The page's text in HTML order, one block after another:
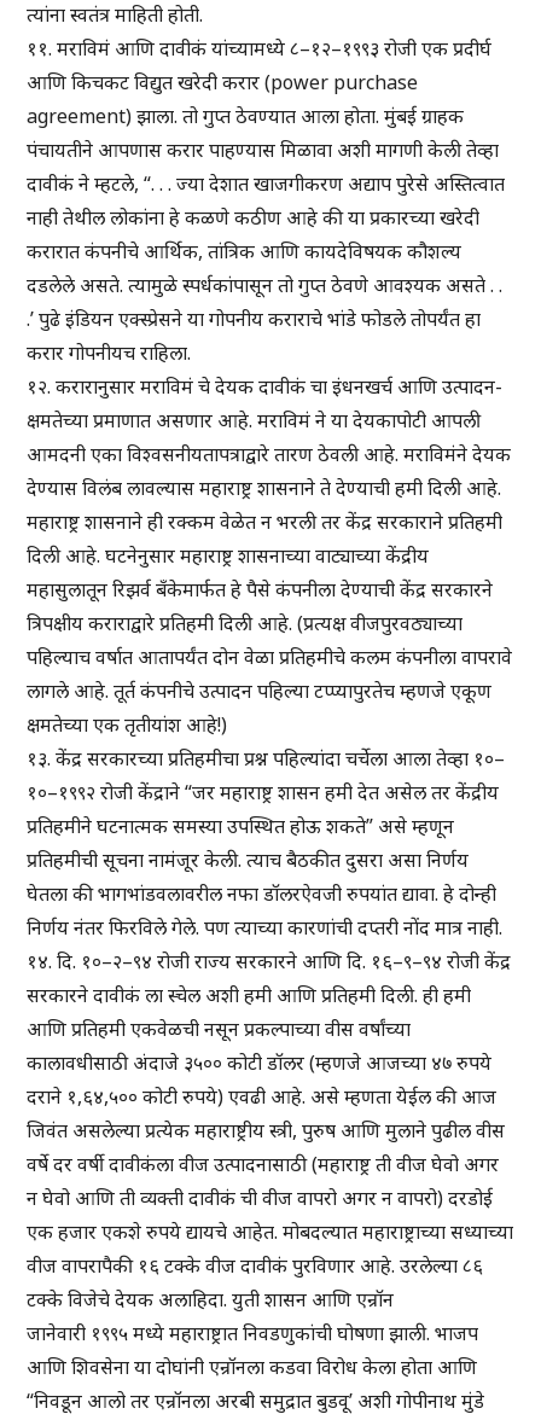
त्यांना स्वतंत्र माहिती होती.
११. मराविमं आणि दावीकं यांच्यामध्ये ८–१२–१९९३ रोजी एक प्रदीर्घ
आणि किचकट विद्युत खरेदी करार (power purchase
agreement) झाला. तो गुप्त ठेवण्यात आला होता. मुंबई ग्राहक
पंचायतीने आपणास करार पाहण्यास मिळावा अशी मागणी केली तेव्हा
दावीकं ने म्हटले, “. . . ज्या देशात खाजगीकरण अद्याप पुरेसे अस्तित्वात
नाही तेथील लोकांना हे कळणे कठीण आहे की या प्रकारच्या खरेदी
करारात कंपनीचे आर्थिक, तांत्रिक आणि कायदेविषयक कौशल्य
दडलेले असते. त्यामुळे स्पर्धकांपासून तो गुप्त ठेवणे आवश्यक असते . .
.’ पुढे इंडियन एक्स्प्रेसने या गोपनीय कराराचे भांडे फोडले तोपर्यंत हा
करार गोपनीयच राहिला.
१२. करारानुसार मराविमं चे देयक दावीकं चा इंधनखर्च आणि उत्पादन-
क्षमतेच्या प्रमाणात असणार आहे. मराविमं ने या देयकापोटी आपली
आमदनी एका विश्वसनीयतापत्राद्वारे तारण ठेवली आहे. मराविमंने देयक
देण्यास विलंब लावल्यास महाराष्ट्र शासनाने ते देण्याची हमी दिली आहे.
महाराष्ट्र शासनाने ही रक्कम वेळेत न भरली तर केंद्र सरकाराने प्रतिहमी
दिली आहे. घटनेनुसार महाराष्ट्र शासनाच्या वाट्याच्या केंद्रीय
महासुलातून रिझर्व बँकेमार्फत हे पैसे कंपनीला देण्याची केंद्र सरकारने
त्रिपक्षीय कराराद्वारे प्रतिहमी दिली आहे. (प्रत्यक्ष वीजपुरवठ्याच्या
पहिल्याच वर्षात आतापर्यंत दोन वेळा प्रतिहमीचे कलम कंपनीला वापरावे
लागले आहे. तूर्त कंपनीचे उत्पादन पहिल्या टप्प्यापुरतेच म्हणजे एकूण
क्षमतेच्या एक तृतीयांश आहे!)
१३. केंद्र सरकारच्या प्रतिहमीचा प्रश्न पहिल्यांदा चर्चेला आला तेव्हा १०–
१०–१९९२ रोजी केंद्राने “जर महाराष्ट्र शासन हमी देत असेल तर केंद्रीय
प्रतिहमीने घटनात्मक समस्या उपस्थित होऊ शकते” असे म्हणून
प्रतिहमीची सूचना नामंजूर केली. त्याच बैठकीत दुसरा असा निर्णय
घेतला की भागभांडवलावरील नफा डॉलरऐवजी रुपयांत द्यावा. हे दोन्ही
निर्णय नंतर फिरविले गेले. पण त्याच्या कारणांची दप्तरी नोंद मात्र नाही.
१४. दि. १०–२–९४ रोजी राज्य सरकारने आणि दि. १६–९–९४ रोजी केंद्र
सरकारने दावीकं ला स्चेल अशी हमी आणि प्रतिहमी दिली. ही हमी
आणि प्रतिहमी एकवेळची नसून प्रकल्पाच्या वीस वर्षांच्या
कालावधीसाठी अंदाजे ३५०० कोटी डॉलर (म्हणजे आजच्या ४७ रुपये
दराने १,६४,५०० कोटी रुपये) एवढी आहे. असे म्हणता येईल की आज
जिवंत असलेल्या प्रत्येक महाराष्ट्रीय स्त्री, पुरुष आणि मुलाने पुढील वीस
वर्षे दर वर्षी दावीकंला वीज उत्पादनासाठी (महाराष्ट्र ती वीज घेवो अगर
न घेवो आणि ती व्यक्ती दावीकं ची वीज वापरो अगर न वापरो) दरडोई
एक हजार एकशे रुपये द्यायचे आहेत. मोबदल्यात महाराष्ट्राच्या सध्याच्या
वीज वापरापैकी १६ टक्के वीज दावीकं पुरविणार आहे. उरलेल्या ८६
टक्के विजेचे देयक अलाहिदा. युती शासन आणि एन्रॉन
जानेवारी १९९५ मध्ये महाराष्ट्रात निवडणुकांची घोषणा झाली. भाजप
आणि शिवसेना या दोघांनी एन्रॉनला कडवा विरोध केला होता आणि
“निवडून आलो तर एन्रॉनला अरबी समुद्रात बुडवू’ अशी गोपीनाथ मुंडे